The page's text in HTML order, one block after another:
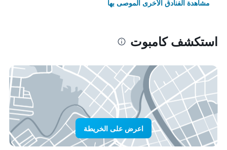
مشاهدة الفنادق الأخرى الموصى بها
استكشف كامبوت
اعرض على الخريطة